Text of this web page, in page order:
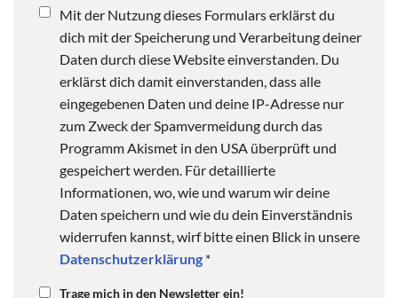
Mit der Nutzung dieses Formulars erklärst du
dich mit der Speicherung und Verarbeitung deiner
Daten durch diese Website einverstanden. Du
erklärst dich damit einverstanden, dass alle
eingegebenen Daten und deine IP-Adresse nur
zum Zweck der Spamvermeidung durch das
Programm Akismet in den USA überprüft und
gespeichert werden. Für detaillierte
Informationen, wo, wie und warum wir deine
Daten speichern und wie du dein Einverständnis
widerrufen kannst, wirf bitte einen Blick in unsere
Datenschutzerklärung *
Trage mich in den Newsletter ein!